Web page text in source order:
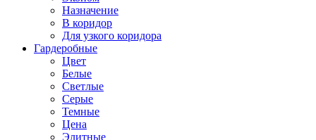
Назначение
В коридор
Для узкого коридора
Гардеробные
Цвет
Белые
Светлые
Серые
Темные
Цена
Элитные